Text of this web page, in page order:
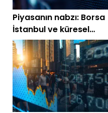
Piyasanın nabzı: Borsa
İstanbul ve küresel
piyasalarda gün
başlarken (30
Temmuz)